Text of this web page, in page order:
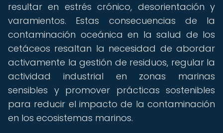
resultar en estrés crónico, desorientación y
varamientos. Estas consecuencias de la
contaminación oceánica en la salud de los
cetáceos resaltan la necesidad de abordar
activamente la gestión de residuos, regular la
actividad industrial en zonas marinas
sensibles y promover prácticas sostenibles
para reducir el impacto de la contaminación
en los ecosistemas marinos.